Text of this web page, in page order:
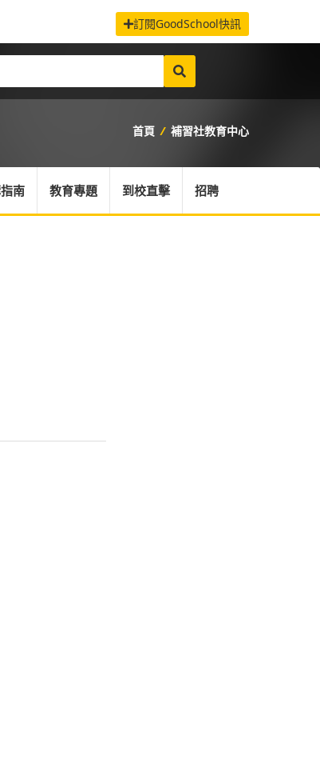
訂閱GoodSchool快訊
首頁 / 補習社教育中心
南 教育專題 到校直擊 招聘